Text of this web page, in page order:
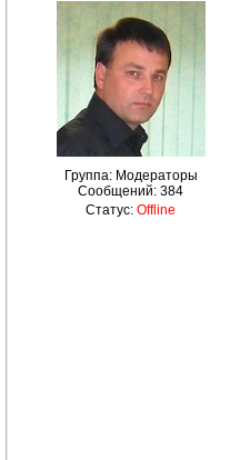
Группа: Модераторы
Сообщений: 384
Статус: Offline